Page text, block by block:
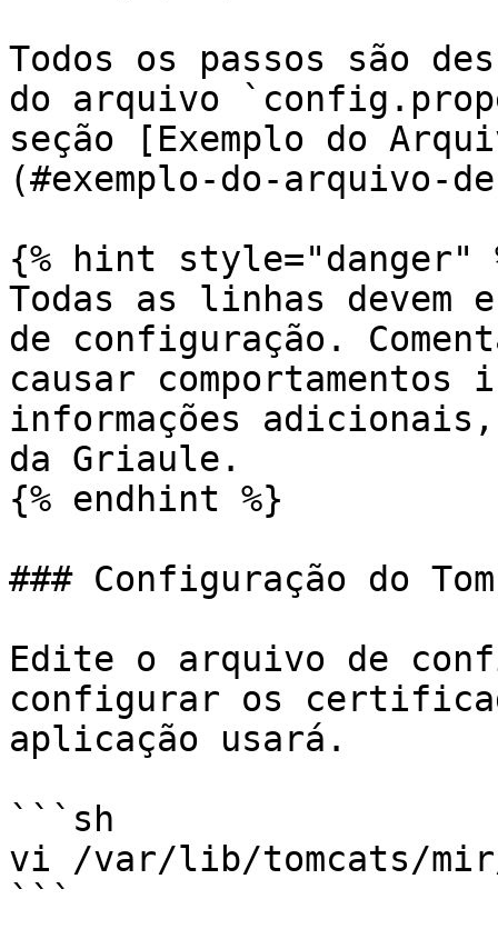
Todos os passos são
do arquivo
seção [Exemplo do
(#exemplo-do-arquivo-
{% hint style="danger"
Todas as linhas devem
de configuração.
causar comportamentos
informações
da Griaule.
{% endhint %}
### Configuração do
Edite o arquivo de
configurar os
aplicação usará.
```sh
vi /var/lib/tomcats/
```